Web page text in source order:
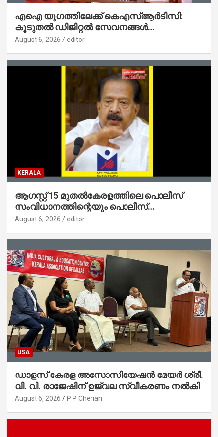
എഐ യുഗത്തിലേക്ക് കെഎസ്ആർടിസി:
കൂടുതൽ ഡിജിറ്റൽ സേവനങ്ങൾ
ജനങ്ങളിലേക്കെത്തിക്കും – മന്ത്രി സി പി
August 6, 2026 editor
KERALA
ആഗസ്റ്റ് 15 മുതല്‍കേരളത്തിലെ പൊലീസ്
സംവിധാനത്തിന്റെയും പൊലീസ്
സ്റ്റേഷനുകളുടെയും മുഖഛായ മാറുകയാണ് :
August 6, 2026 editor
USA
ഡാളസ് കേരള അസോസിയേഷൻ മേയർ ശ്രീ.
വി. വി. രാജേഷിന് ഉജ്വല സ്വീകരണം നൽകി
August 6, 2026 P P Cherian